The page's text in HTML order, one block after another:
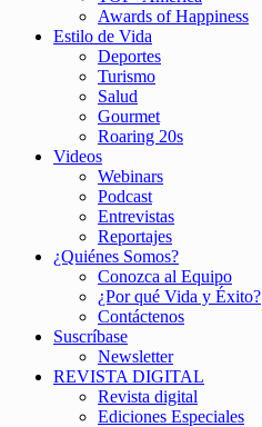
Awards of Happiness
Estilo de Vida
Deportes
Turismo
Salud
Gourmet
Roaring 20s
Videos
Webinars
Podcast
Entrevistas
Reportajes
¿Quiénes Somos?
Conozca al Equipo
¿Por qué Vida y Éxito?
Contáctenos
Suscríbase
Newsletter
REVISTA DIGITAL
Revista digital
Ediciones Especiales